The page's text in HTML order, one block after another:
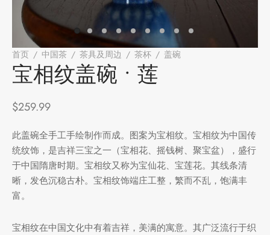
首页 / 中国茶 / 茶具及周边 / 茶杯 / 盖碗
宝相纹盖碗 • 莲
$259.99
此盖碗全手工手绘制作而成。图案为宝相纹。宝相纹为中国传
统纹饰，是吉祥三宝之一（宝相花、摇钱树、聚宝盆），盛行
于中国隋唐时期。宝相纹又称为宝仙花、宝莲花。其线条清
晰，发色沉稳古朴。宝相纹饰端庄工整，繁而不乱，饱满丰
富。
宝相纹在中国文化中有着吉祥，美满的寓意。其广泛流行于织
国茶
品
分类
分类
因含量分类
分类
储